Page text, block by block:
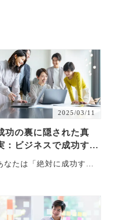
2025/03/11
功の裏に隠された真
：ビジネスで成功する
ために必要な力とは何
か？
なたは「絶対に成功する
法の杖は存在しません。
・・・